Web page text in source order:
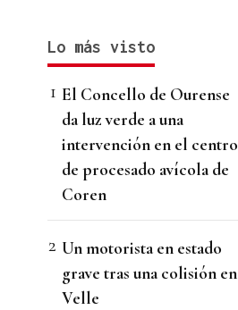
Lo más visto
El Concello de Ourense
da luz verde a una
intervención en el centro
de procesado avícola de
Coren
Un motorista en estado
grave tras una colisión en
Velle